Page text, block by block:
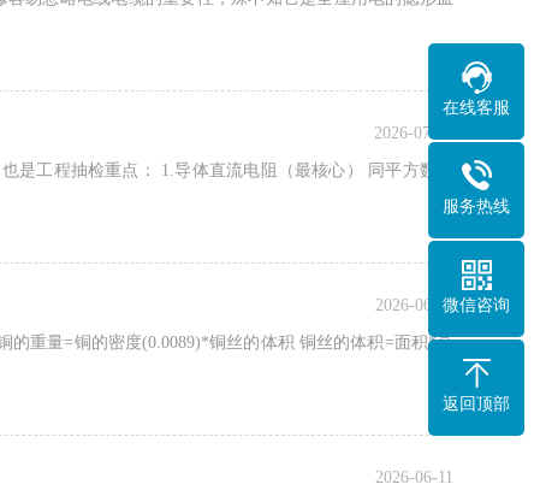
2026-07-24
是工程抽检重点： 1.导体直流电阻（最核心） 同平方数铜
2026-06-11
重量=铜的密度(0.0089)*铜丝的体积 铜丝的体积=面积*高
2026-06-11
在线客服
服务热线
微信咨询
返回顶部